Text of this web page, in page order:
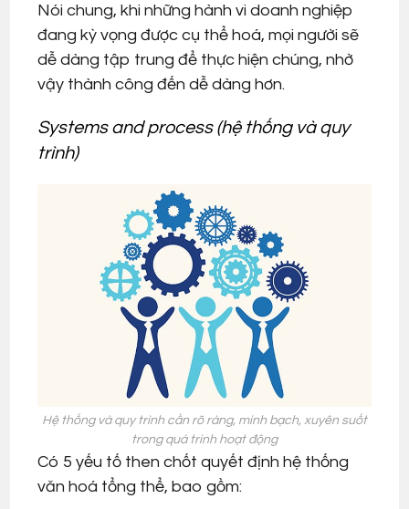
Nói chung, khi những hành vi doanh nghiệp
đang kỳ vọng được cụ thể hoá, mọi người sẽ
dễ dàng tập trung để thực hiện chúng, nhờ
vậy thành công đến dễ dàng hơn.
Systems and process (hệ thống và quy
trình)
Hệ thống và quy trình cần rõ ràng, minh bạch, xuyên suốt
trong quá trình hoạt động
Có 5 yếu tố then chốt quyết định hệ thống
văn hoá tổng thể, bao gồm: